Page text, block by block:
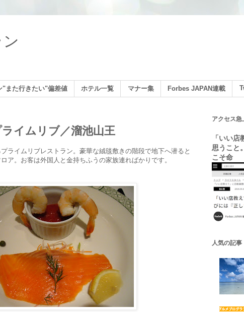
"また行きたい"偏差値 ホテル一覧 マナー集 Forbes JAPAN連載
イムリブ／溜池山王
ライムリブレストラン。豪華な絨毯敷きの階段で地下へ潜ると
ア。お客は外国人と金持ちふうの家族連ればかりです。
アクセス急
「いい
思うこと
こそ命
人気の記事